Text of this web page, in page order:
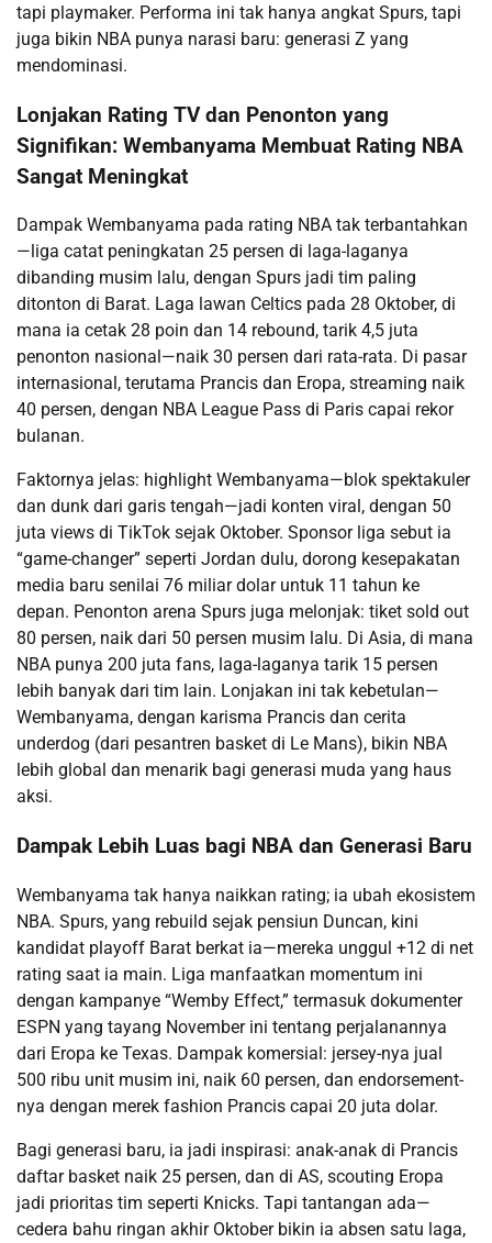
tapi playmaker. Performa ini tak hanya angkat Spurs, tapi
juga bikin NBA punya narasi baru: generasi Z yang
mendominasi.
Lonjakan Rating TV dan Penonton yang
Signifikan: Wembanyama Membuat Rating NBA
Sangat Meningkat
Dampak Wembanyama pada rating NBA tak terbantahkan
—liga catat peningkatan 25 persen di laga-laganya
dibanding musim lalu, dengan Spurs jadi tim paling
ditonton di Barat. Laga lawan Celtics pada 28 Oktober, di
mana ia cetak 28 poin dan 14 rebound, tarik 4,5 juta
penonton nasional—naik 30 persen dari rata-rata. Di pasar
internasional, terutama Prancis dan Eropa, streaming naik
40 persen, dengan NBA League Pass di Paris capai rekor
bulanan.
Faktornya jelas: highlight Wembanyama—blok spektakuler
dan dunk dari garis tengah—jadi konten viral, dengan 50
juta views di TikTok sejak Oktober. Sponsor liga sebut ia
“game-changer” seperti Jordan dulu, dorong kesepakatan
media baru senilai 76 miliar dolar untuk 11 tahun ke
depan. Penonton arena Spurs juga melonjak: tiket sold out
80 persen, naik dari 50 persen musim lalu. Di Asia, di mana
NBA punya 200 juta fans, laga-laganya tarik 15 persen
lebih banyak dari tim lain. Lonjakan ini tak kebetulan—
Wembanyama, dengan karisma Prancis dan cerita
underdog (dari pesantren basket di Le Mans), bikin NBA
lebih global dan menarik bagi generasi muda yang haus
aksi.
Dampak Lebih Luas bagi NBA dan Generasi Baru
Wembanyama tak hanya naikkan rating; ia ubah ekosistem
NBA. Spurs, yang rebuild sejak pensiun Duncan, kini
kandidat playoff Barat berkat ia—mereka unggul +12 di net
rating saat ia main. Liga manfaatkan momentum ini
dengan kampanye “Wemby Effect,” termasuk dokumenter
ESPN yang tayang November ini tentang perjalanannya
dari Eropa ke Texas. Dampak komersial: jersey-nya jual
500 ribu unit musim ini, naik 60 persen, dan endorsement-
nya dengan merek fashion Prancis capai 20 juta dolar.
Bagi generasi baru, ia jadi inspirasi: anak-anak di Prancis
daftar basket naik 25 persen, dan di AS, scouting Eropa
jadi prioritas tim seperti Knicks. Tapi tantangan ada—
cedera bahu ringan akhir Oktober bikin ia absen satu laga,